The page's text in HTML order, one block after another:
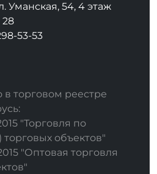
Уманская, 54, 4 этаж
28
53-53
в торговом реестре
"Торговля по
объектов"
"Оптовая торговля